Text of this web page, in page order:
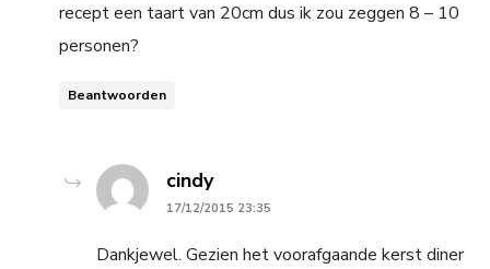
recept een taart van 20cm dus ik zou zeggen 8 – 10
personen?
Beantwoorden
cindysays:
17/12/2015 23:35
Dankjewel. Gezien het voorafgaande kerst diner